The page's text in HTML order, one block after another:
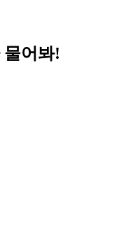
물어봐!